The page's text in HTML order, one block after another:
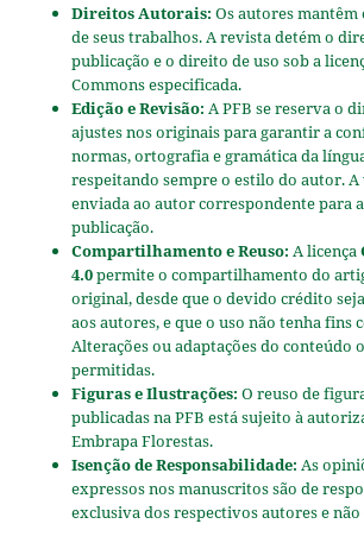
Direitos Autorais: Os autores
de seus trabalhos. A revista detém o
publicação e o direito de uso sob a
Commons especificada.
Edição e Revisão: A PFB se reserva o
ajustes nos originais para garantir a
normas, ortografia e gramática da
respeitando sempre o estilo do autor.
enviada ao autor correspondente para
publicação.
Compartilhamento e Reuso: A licença
4.0permite o compartilhamento do
original, desde que o devido crédito
aos autores, e que o uso não tenha fins
Alterações ou adaptações do conteúdo
permitidas.
Figuras e Ilustrações: O reuso de
publicadas na PFB está sujeito à
Embrapa Florestas.
Isenção de Responsabilidade: As
expressos nos manuscritos são de
exclusiva dos respectivos autores e não